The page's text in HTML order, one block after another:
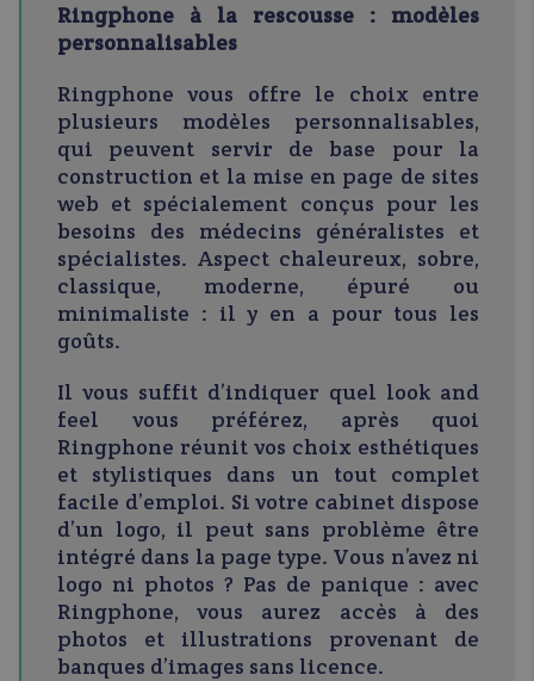
Ringphone à la rescousse : modèles
personnalisables
Ringphone vous offre le choix entre
plusieurs modèles personnalisables,
qui peuvent servir de base pour la
construction et la mise en page de sites
web et spécialement conçus pour les
besoins des médecins généralistes et
spécialistes. Aspect chaleureux, sobre,
classique, moderne, épuré ou
minimaliste : il y en a pour tous les
goûts.
Il vous suffit d’indiquer quel look and
feel vous préférez, après quoi
Ringphone réunit vos choix esthétiques
et stylistiques dans un tout complet
facile d’emploi. Si votre cabinet dispose
d’un logo, il peut sans problème être
intégré dans la page type. Vous n’avez ni
logo ni photos ? Pas de panique : avec
Ringphone, vous aurez accès à des
photos et illustrations provenant de
banques d’images sans licence.